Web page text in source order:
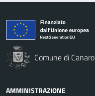
Comune di Canaro
AMMINISTRAZIONE